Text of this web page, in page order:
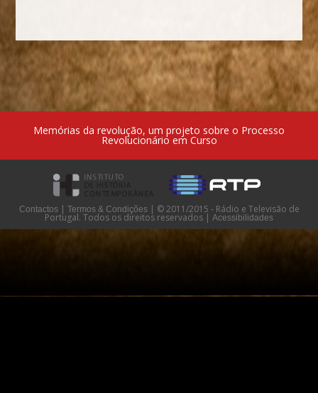
Memórias da revolução, um projeto sobre o Processo
Revolucionário em Curso
Contactos | Termos & Condições | © 2011/2015 - Rádio e Televisão de
Portugal. Todos os direitos reservados | Acessibilidades